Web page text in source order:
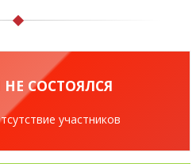
СОСТОЯЛСЯ
участников